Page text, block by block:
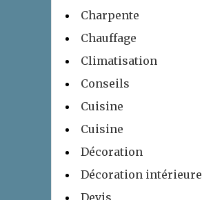
Charpente
Chauffage
Climatisation
Conseils
Cuisine
Cuisine
Décoration
Décoration intérieure
Devis